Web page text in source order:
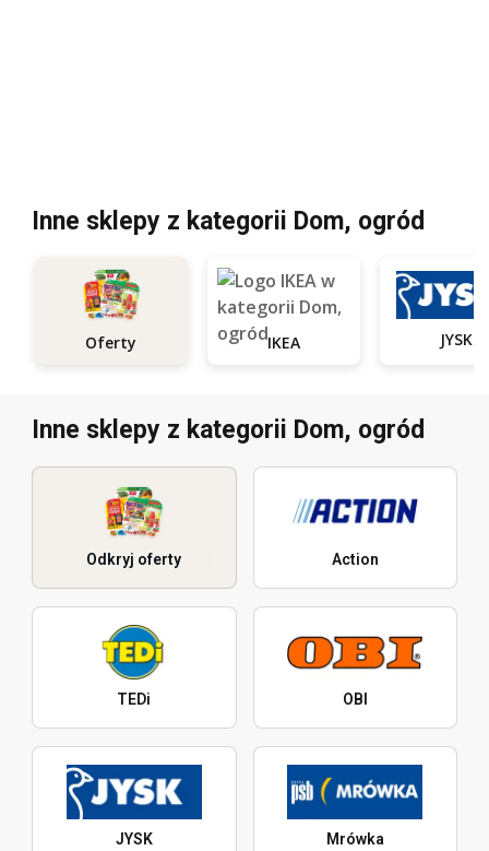
Inne sklepy z kategorii Dom, ogród
Oferty IKEA JYSK
Inne sklepy z kategorii Dom, ogród
Odkryj oferty Action
TEDi OBI
JYSK Mrówka